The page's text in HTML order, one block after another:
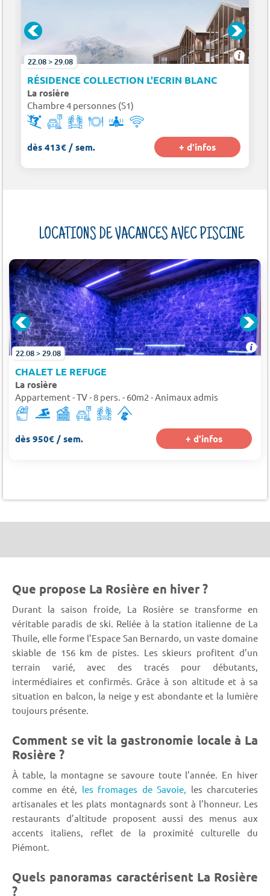
22.08 > 29.08
RÉSIDENCE COLLECTION L'ECRIN BLANC
La rosière
Chambre 4 personnes (S1)
dès 413€ / sem. + d'infos
LOCATIONS DE VACANCES AVEC PISCINE
22.08 > 29.08
CHALET LE REFUGE
La rosière
Appartement - TV - 8 pers. - 60m2 - Animaux admis
dès 950€ / sem. + d'infos
Que propose La Rosière en hiver ?
Durant la saison froide, La Rosière se transforme en
véritable paradis de ski. Reliée à la station italienne de La
Thuile, elle forme l’Espace San Bernardo, un vaste domaine
skiable de 156 km de pistes. Les skieurs profitent d’un
terrain varié, avec des tracés pour débutants,
intermédiaires et confirmés. Grâce à son altitude et à sa
situation en balcon, la neige y est abondante et la lumière
toujours présente.
Comment se vit la gastronomie locale à La
Rosière ?
À table, la montagne se savoure toute l’année. En hiver
comme en été, les fromages de Savoie,
les charcuteries
artisanales et les plats montagnards sont à l’honneur. Les
restaurants d’altitude proposent aussi des menus aux
accents italiens, reflet de la proximité culturelle du
Piémont.
Quels panoramas caractérisent La Rosière
?